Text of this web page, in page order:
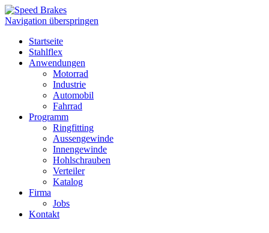
Navigation überspringen
Startseite
Stahlflex
Anwendungen
Motorrad
Industrie
Automobil
Fahrrad
Programm
Ringfitting
Aussengewinde
Innengewinde
Hohlschrauben
Verteiler
Katalog
Firma
Jobs
Kontakt